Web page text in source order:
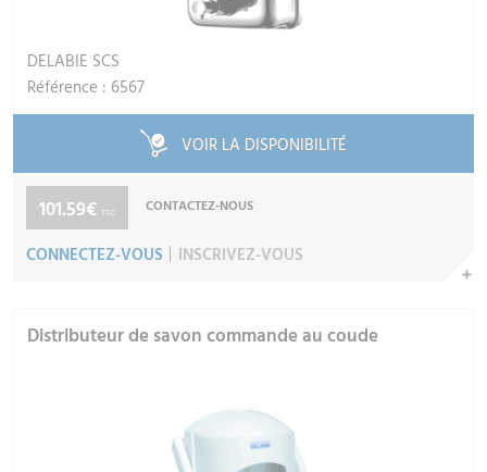
DELABIE SCS
Référence : 6567
VOIR LA DISPONIBILITÉ
101.59€ TTC CONTACTEZ-NOUS
CONNECTEZ-VOUS INSCRIVEZ-VOUS
Distributeur de savon commande au coude